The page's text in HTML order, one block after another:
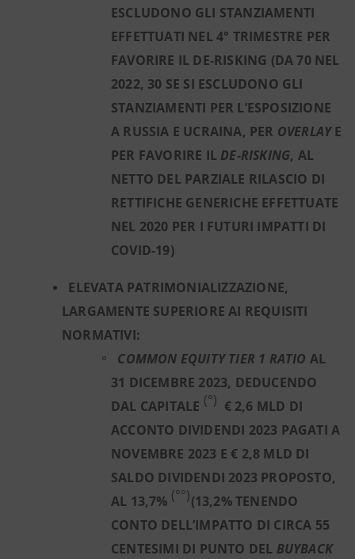
ESCLUDONO GLI STANZIAMENTI
EFFETTUATI NEL 4° TRIMESTRE PER
FAVORIRE IL DE-RISKING (DA 70 NEL
2022, 30 SE SI ESCLUDONO GLI
STANZIAMENTI PER L’ESPOSIZIONE
A RUSSIA E UCRAINA, PER OVERLAYE
PER FAVORIRE IL DE-RISKING, AL
NETTO DEL PARZIALE RILASCIO DI
RETTIFICHE GENERICHE EFFETTUATE
NEL 2020 PER I FUTURI IMPATTI DI
COVID-19)
ELEVATA PATRIMONIALIZZAZIONE,
LARGAMENTE SUPERIORE AI REQUISITI
NORMATIVI:
COMMON EQUITY TIER 1 RATIO AL
31 DICEMBRE 2023, DEDUCENDO
DAL CAPITALE (°) € 2,6 MLD DI
ACCONTO DIVIDENDI 2023 PAGATI A
NOVEMBRE 2023 E € 2,8 MLD DI
SALDO DIVIDENDI 2023 PROPOSTO,
AL 13,7% (°°)(13,2% TENENDO
CONTO DELL’IMPATTO DI CIRCA 55
CENTESIMI DI PUNTO DEL BUYBACK